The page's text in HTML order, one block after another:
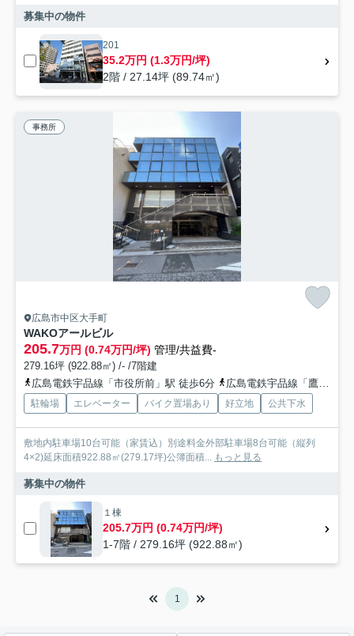
募集中の物件
201
35.2万円 (1.3万円/坪)
2階 / 27.14坪 (89.74㎡)
事務所
広島市中区大手町
WAKOアールビル
205.7万円 (0.74万円/坪) 管理/共益費-
279.16坪 (922.88㎡) /- /7階建
広島電鉄宇品線「市役所前」駅 徒歩6分
広島電鉄宇品線「鷹野橋」駅 徒歩7分
駐輪場 エレベーター バイク置場あり 好立地 公共下水
敷地内駐車場10台可能（家賃込）別途料金外部駐車場8台可能（縦列
4×2)延床面積922.88㎡(279.17坪)公簿面積...
もっと見る
募集中の物件
１棟
205.7万円 (0.74万円/坪)
1-7階 / 279.16坪 (922.88㎡)
1